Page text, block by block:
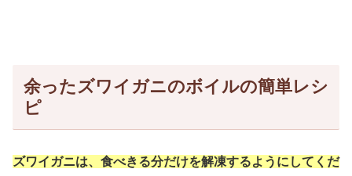
余ったズワイガニのボイルの簡単レシ
ピ
ズワイガニは、食べきる分だけを解凍するようにしてくだ